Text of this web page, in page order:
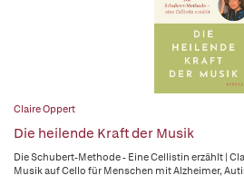
Claire Oppert
Die heilende Kraft der Musik
Die Schubert-Methode - Eine Cellistin erzählt |
Musik auf Cello für Menschen mit Alzheimer,